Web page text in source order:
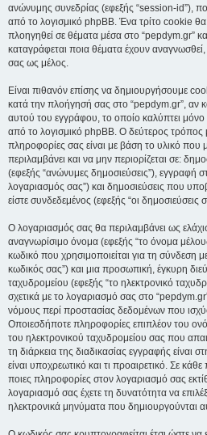
ανώνυμης συνεδρίας (εφεξής “session-id”),
από το λογισμικό phpBB. Ένα τρίτο cookie θα
πλοηγηθεί σε θέματα μέσα στο “pepdym.gr”
καταγράφεται ποια θέματα έχουν αναγνωσθεί,
σας ως μέλος.
Είναι πιθανόν επίσης να δημιουργήσουμε
κατά την πλοήγησή σας στο “pepdym.gr”, αν
αυτού του εγγράφου, το οποίο καλύπτει μόνο
από το λογισμικό phpBB. Ο δεύτερος τρόπος
πληροφορίες σας είναι με βάση το υλικό
περιλαμβάνει και να μην περιορίζεται σε:
(εφεξής “ανώνυμες δημοσιεύσεις”), εγγραφή
λογαριασμός σας”) και δημοσιεύσεις που
είστε συνδεδεμένος (εφεξής “οι δημοσιεύσεις
Ο λογαριασμός σας θα περιλαμβάνει ως
αναγνωρίσιμο όνομα (εφεξής “το όνομα
κωδικό που χρησιμοποιείται για τη σύνδεση
κωδικός σας”) και μια προσωπική, έγκυρη
ταχυδρομείου (εφεξής “το ηλεκτρονικό
σχετικά με το λογαριασμό σας στο
νόμους περί προστασίας δεδομένων που
Οποιεσδήποτε πληροφορίες επιπλέον του
του ηλεκτρονικού ταχυδρομείου σας που
τη διάρκεια της διαδικασίας εγγραφής είναι
είναι υποχρεωτικό και τι προαιρετικό. Σε
ποιες πληροφορίες στον λογαριασμό σας
λογαριασμό σας έχετε τη δυνατότητα να
ηλεκτρονικά μηνύματα που δημιουργούνται